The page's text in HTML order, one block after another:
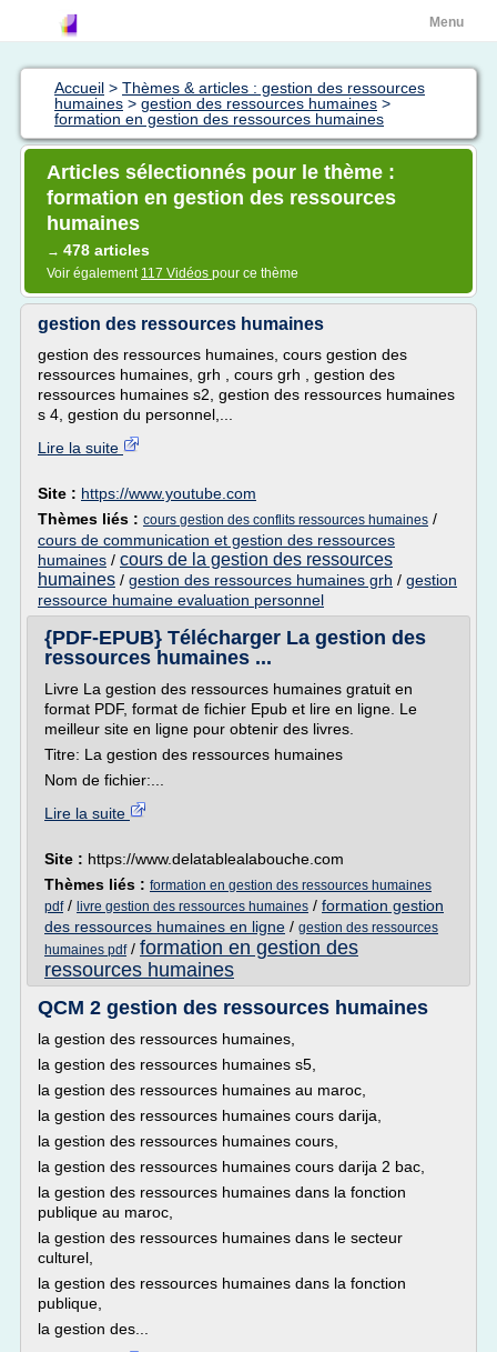
Menu
Accueil > Thèmes & articles : gestion des ressources
humaines > gestion des ressources humaines >
formation en gestion des ressources humaines
Articles sélectionnés pour le thème :
formation en gestion des ressources
humaines
→ 478 articles
Voir également 117 Vidéos pour ce thème
gestion des ressources humaines
gestion des ressources humaines, cours gestion des
ressources humaines, grh , cours grh , gestion des
ressources humaines s2, gestion des ressources humaines
s 4, gestion du personnel,...
Lire la suite
Site : https://www.youtube.com
Thèmes liés : cours gestion des conflits ressources humaines /
cours de communication et gestion des ressources
humaines / cours de la gestion des ressources
humaines / gestion des ressources humaines grh / gestion
ressource humaine evaluation personnel
{PDF-EPUB} Télécharger La gestion des
ressources humaines ...
Livre La gestion des ressources humaines gratuit en
format PDF, format de fichier Epub et lire en ligne. Le
meilleur site en ligne pour obtenir des livres.
Titre: La gestion des ressources humaines
Nom de fichier:...
Lire la suite
Site : https://www.delatablealabouche.com
Thèmes liés : formation en gestion des ressources humaines
pdf/ livre gestion des ressources humaines / formation gestion
des ressources humaines en ligne / gestion des ressources
humaines pdf/ formation en gestion des
ressources humaines
QCM 2 gestion des ressources humaines
la gestion des ressources humaines,
la gestion des ressources humaines s5,
la gestion des ressources humaines au maroc,
la gestion des ressources humaines cours darija,
la gestion des ressources humaines cours,
la gestion des ressources humaines cours darija 2 bac,
la gestion des ressources humaines dans la fonction
publique au maroc,
la gestion des ressources humaines dans le secteur
culturel,
la gestion des ressources humaines dans la fonction
publique,
la gestion des...